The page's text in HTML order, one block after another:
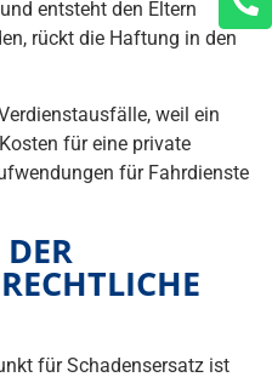
entsteht den Eltern
rückt die Haftung in den
weil ein
für eine private
für Fahrdienste
für Schadensersatz ist